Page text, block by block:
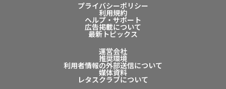
プライバシーポリシー
利用規約
ヘルプ・サポート
広告掲載について
最新トピックス
運営会社
推奨環境
利用者情報の外部送信について
媒体資料
レタスクラブについて